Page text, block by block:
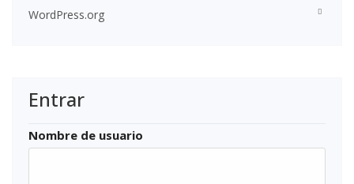
WordPress.org
Entrar
Nombre de usuario